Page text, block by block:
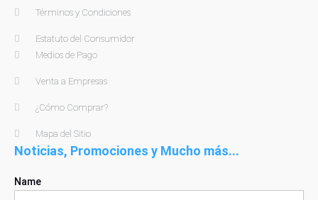
Términos y Condiciones
Estatuto del Consumidor
Medios de Pago
Venta a Empresas
¿Cómo Comprar?
Mapa del Sitio
Noticias, Promociones y Mucho más...
Name